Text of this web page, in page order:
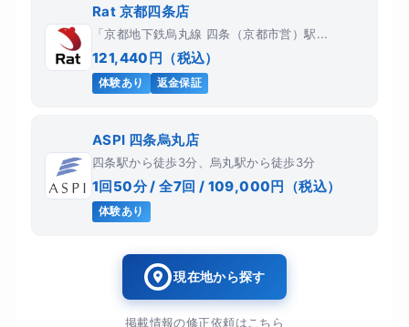
Rat 京都四条店
「京都地下鉄烏丸線 四条（京都市営）駅...
121,440円（税込）
体験あり 返金保証
ASPI 四条烏丸店
四条駅から徒歩3分、烏丸駅から徒歩3分
1回50分 / 全7回 / 109,000円（税込）
体験あり
現在地から探す
掲載情報の修正依頼はこちら